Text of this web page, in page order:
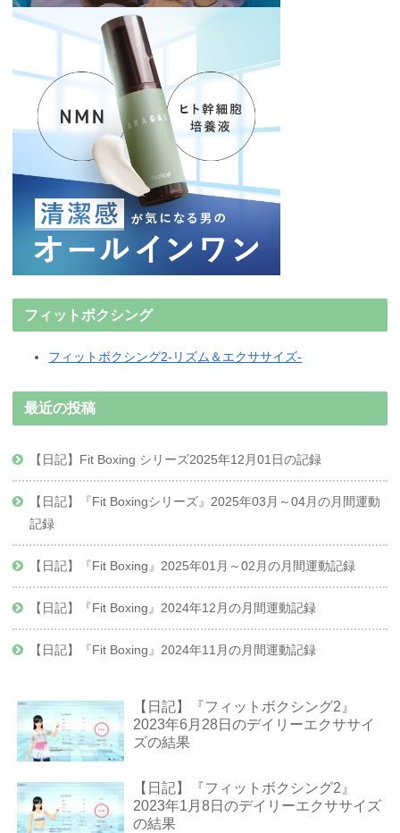
フィットボクシング
フィットボクシング2-リズム＆エクササイズ-
最近の投稿
【日記】Fit Boxing シリーズ2025年12月01日の記録
【日記】『Fit Boxingシリーズ』2025年03月～04月の月間運動
記録
【日記】『Fit Boxing』2025年01月～02月の月間運動記録
【日記】『Fit Boxing』2024年12月の月間運動記録
【日記】『Fit Boxing』2024年11月の月間運動記録
【日記】『フィットボクシング2』
2023年6月28日のデイリーエクササイ
ズの結果
【日記】『フィットボクシング2』
2023年1月8日のデイリーエクササイズ
の結果